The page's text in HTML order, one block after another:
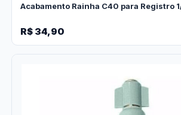
Acabamento Rainha C40 para Registro
R$ 34,90